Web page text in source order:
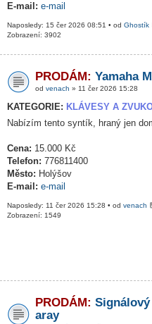
E-mail: e-mail
Naposledy: 15 čer 2026 08:51 • od Ghostík
Zobrazení: 3902
PRODÁM: Yamaha
od venach » 11 čer 2026 15:28
KATEGORIE: KLÁVESY A
Nabízím tento syntík, hraný jen
Cena: 15.000 Kč
Telefon: 776811400
Město: Holýšov
E-mail: e-mail
Naposledy: 11 čer 2026 15:28 • od venach
Zobrazení: 1549
PRODÁM:
aray